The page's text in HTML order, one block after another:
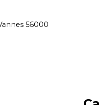
56000